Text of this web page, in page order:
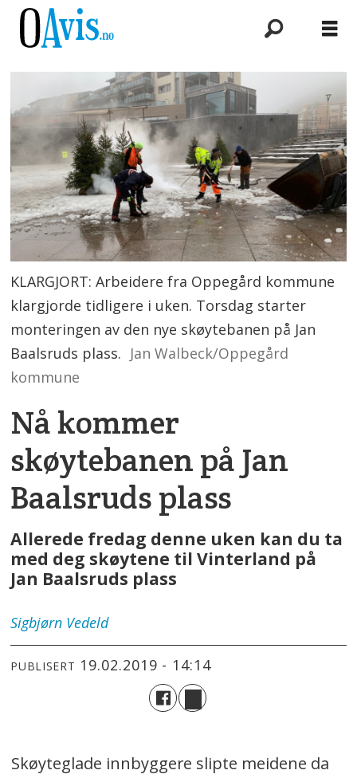
KLARGJORT: Arbeidere fra Oppegård kommune
klargjorde tidligere i uken. Torsdag starter
monteringen av den nye skøytebanen på Jan
Baalsruds plass. Jan Walbeck/Oppegård
kommune
Nå kommer
skøytebanen på Jan
Baalsruds plass
Allerede fredag denne uken kan du ta
med deg skøytene til Vinterland på
Jan Baalsruds plass
Sigbjørn Vedeld
PUBLISERT 19.02.2019 - 14:14
Skøyteglade innbyggere slipte meidene da